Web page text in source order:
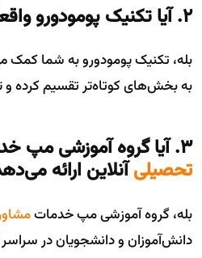
۲. آیا تکنیک پومودورو واقعاً مؤثر است؟
بله، تکنیک پومودورو به شما کمک
به بخش‌های کوتاه‌تر تقسیم کرده و
۳. آیا گروه آموزشی مپ خدمات
تحصیلیآنلاین ارائه
بله، گروه آموزشی مپ خدمات
دانش‌آموزان و دانشجویان در